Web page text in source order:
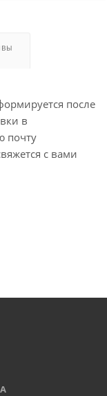
после
в
почту
с вами